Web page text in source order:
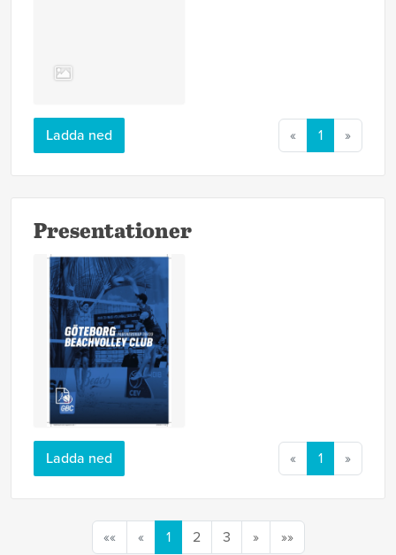
Ladda ned « 1 »
Presentationer
Ladda ned « 1 »
«« « 1 2 3 » »»